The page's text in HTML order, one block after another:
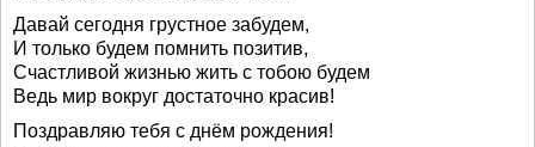
Давай сегодня грустное забудем,
И только будем помнить позитив,
Счастливой жизнью жить с тобою будем
Ведь мир вокруг достаточно красив!
Поздравляю тебя с днём рождения!